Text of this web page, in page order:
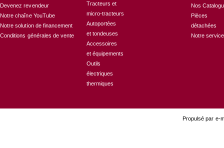
Devenez revendeur
Notre chaîne YouTube
Notre solution de financement
Conditions générales de vente
Tracteurs et
micro-tracteurs
Autoportées
et tondeuses
Accessoires
et équipements
Outils
électriques
thermiques
Nos
Pièces
détachées
Notre
Propulsé par e-